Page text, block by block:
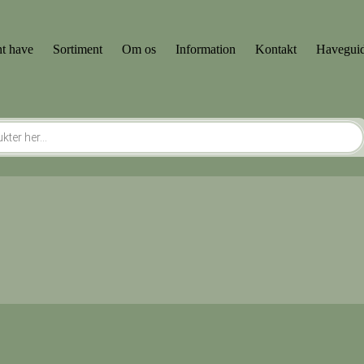
have Sortiment Om os Information Kontakt